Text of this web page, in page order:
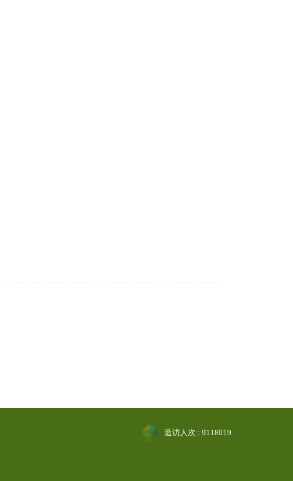
造访人次 : 9118019